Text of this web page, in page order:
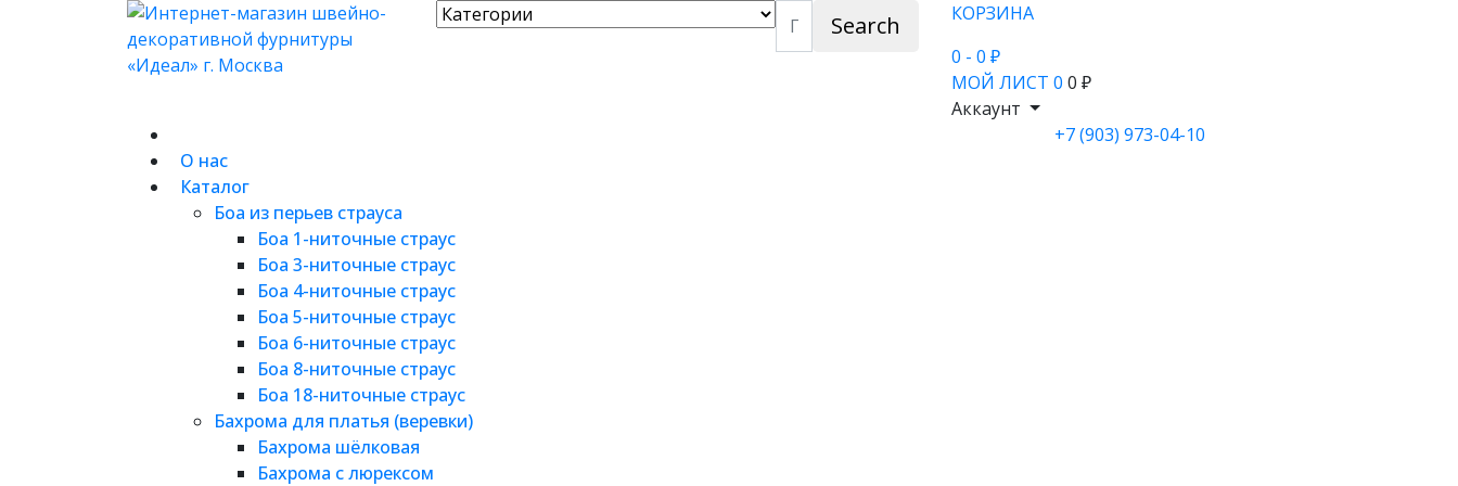
Search
КОРЗИНА
0 - 0 ₽
МОЙ ЛИСТ 0 0 ₽
Аккаунт
О нас
Каталог
Боа из перьев страуса
Боа 1-ниточные страус
Боа 3-ниточные страус
Боа 4-ниточные страус
Боа 5-ниточные страус
Боа 6-ниточные страус
Боа 8-ниточные страус
Боа 18-ниточные страус
Бахрома для платья (веревки)
Бахрома шёлковая
Бахрома с люрексом
+7 (903) 973-04-10